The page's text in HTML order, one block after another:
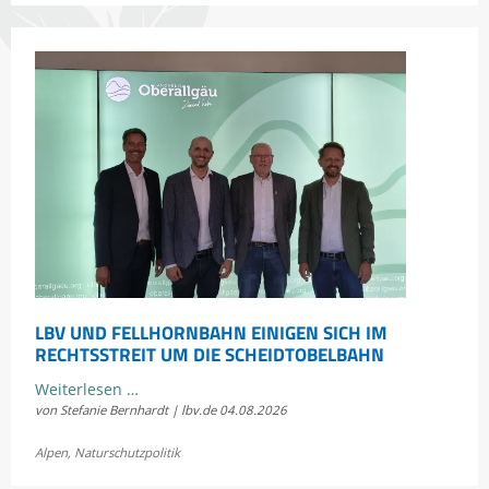
LBV UND FELLHORNBAHN EINIGEN SICH IM
RECHTSSTREIT UM DIE SCHEIDTOBELBAHN
Weiterlesen …LBV
und
einigen
von Stefanie Bernhardt | lbv.de 04.08.2026
Alpen, Naturschutzpolitik